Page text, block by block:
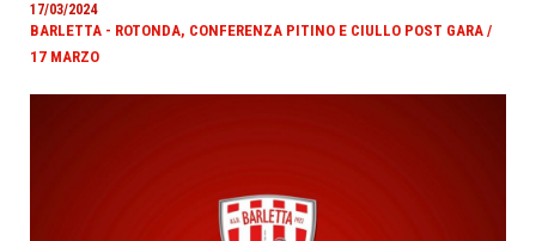
17/03/2024
BARLETTA - ROTONDA, CONFERENZA PITINO E CIULLO POST GARA /
17 MARZO